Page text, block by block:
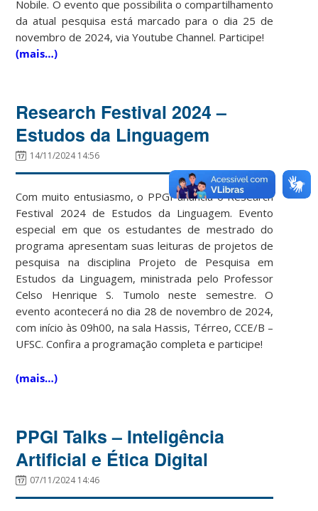
Nobile. O evento que possibilita o compartilhamento
da atual pesquisa está marcado para o dia 25 de
novembro de 2024, via Youtube Channel. Participe!
(mais…)
Research Festival 2024 –
Estudos da Linguagem
14/11/2024 14:56
Com muito entusiasmo, o PPGI anuncia o Research
Festival 2024 de Estudos da Linguagem. Evento
especial em que os estudantes de mestrado do
programa apresentam suas leituras de projetos de
pesquisa na disciplina Projeto de Pesquisa em
Estudos da Linguagem, ministrada pelo Professor
Celso Henrique S. Tumolo neste semestre. O
evento acontecerá no dia 28 de novembro de 2024,
com início às 09h00, na sala Hassis, Térreo, CCE/B –
UFSC. Confira a programação completa e participe!
(mais…)
PPGI Talks – Inteligência
Artificial e Ética Digital
07/11/2024 14:46